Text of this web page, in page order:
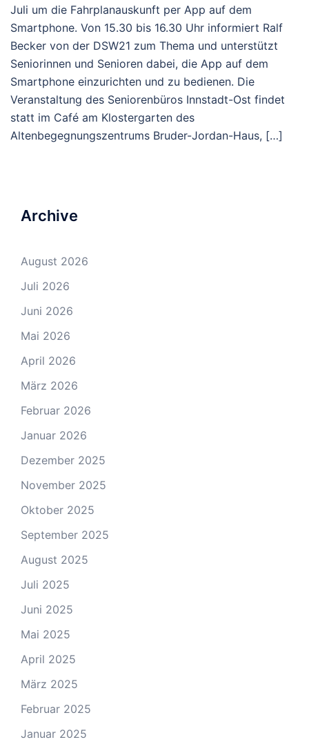
Juli um die Fahrplanauskunft per App auf dem
Smartphone. Von 15.30 bis 16.30 Uhr informiert Ralf
Becker von der DSW21 zum Thema und unterstützt
Seniorinnen und Senioren dabei, die App auf dem
Smartphone einzurichten und zu bedienen. Die
Veranstaltung des Seniorenbüros Innstadt-Ost findet
statt im Café am Klostergarten des
Altenbegegnungszentrums Bruder-Jordan-Haus, […]
Archive
August 2026
Juli 2026
Juni 2026
Mai 2026
April 2026
März 2026
Februar 2026
Januar 2026
Dezember 2025
November 2025
Oktober 2025
September 2025
August 2025
Juli 2025
Juni 2025
Mai 2025
April 2025
März 2025
Februar 2025
Januar 2025